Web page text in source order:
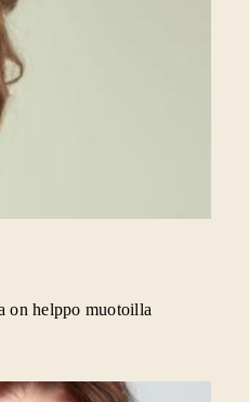
on helppo muotoilla